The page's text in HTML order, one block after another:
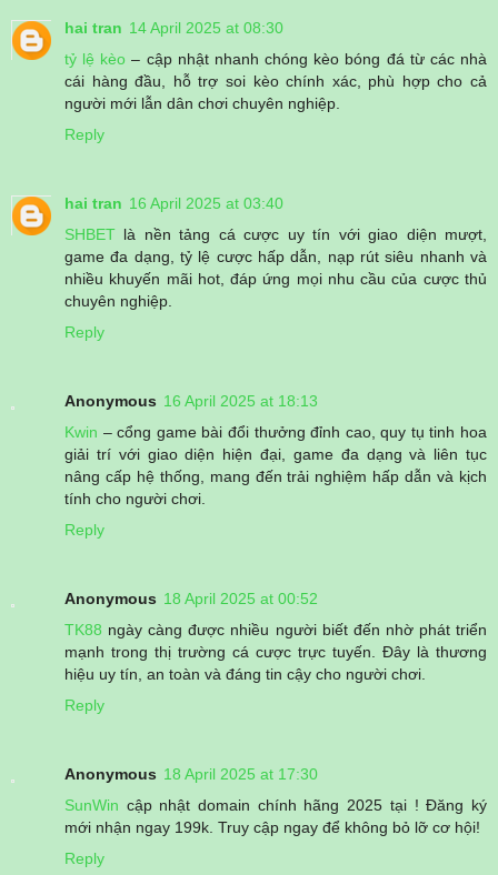
hai tran 14 April 2025 at 08:30
tỷ lệ kèo – cập nhật nhanh chóng kèo bóng đá từ các nhà
cái hàng đầu, hỗ trợ soi kèo chính xác, phù hợp cho cả
người mới lẫn dân chơi chuyên nghiệp.
Reply
hai tran 16 April 2025 at 03:40
SHBET là nền tảng cá cược uy tín với giao diện mượt,
game đa dạng, tỷ lệ cược hấp dẫn, nạp rút siêu nhanh và
nhiều khuyến mãi hot, đáp ứng mọi nhu cầu của cược thủ
chuyên nghiệp.
Reply
Anonymous 16 April 2025 at 18:13
Kwin – cổng game bài đổi thưởng đỉnh cao, quy tụ tinh hoa
giải trí với giao diện hiện đại, game đa dạng và liên tục
nâng cấp hệ thống, mang đến trải nghiệm hấp dẫn và kịch
tính cho người chơi.
Reply
Anonymous 18 April 2025 at 00:52
TK88 ngày càng được nhiều người biết đến nhờ phát triển
mạnh trong thị trường cá cược trực tuyến. Đây là thương
hiệu uy tín, an toàn và đáng tin cậy cho người chơi.
Reply
Anonymous 18 April 2025 at 17:30
SunWin cập nhật domain chính hãng 2025 tại ! Đăng ký
mới nhận ngay 199k. Truy cập ngay để không bỏ lỡ cơ hội!
Reply